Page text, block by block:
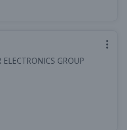
ELECTRONICS GROUP